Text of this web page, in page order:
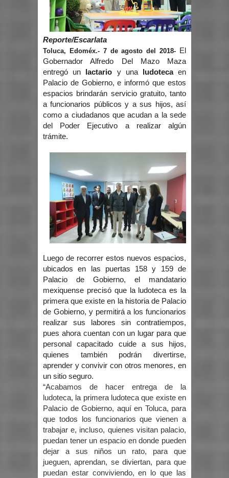
Reporte/Escarlata
Toluca, Edoméx.- 7 de agosto del 2018- El
Gobernador Alfredo Del Mazo Maza
entregó un
lactario y una ludotecaen
Palacio de Gobierno, e informó que estos
espacios brindarán servicio gratuito, tanto
a funcionarios públicos y a sus hijos, así
como a ciudadanos que acudan a la sede
del Poder Ejecutivo a realizar algún
trámite.
Luego de recorrer estos nuevos espacios,
ubicados en las puertas 158 y 159 de
Palacio de Gobierno, el mandatario
mexiquense precisó que la ludoteca es la
primera que existe en la historia de Palacio
de Gobierno, y permitirá a los funcionarios
realizar sus labores sin contratiempos,
pues ahora cuentan con un lugar para que
personal capacitado cuide a sus hijos,
quienes también podrán divertirse,
aprender y convivir con otros menores, en
un sitio seguro.
“Acabamos de hacer entrega de la
ludoteca, la primera ludoteca que existe en
Palacio de Gobierno, aquí en Toluca, para
que todos los funcionarios que vienen a
trabajar e, incluso, quienes visitan palacio,
puedan tener un espacio en donde pueden
dejar a sus niños un rato, para que
jueguen, aprendan, se diviertan, para que
puedan estar conviviendo, en lo que las